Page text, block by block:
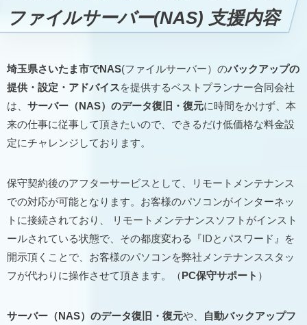
ファイルサーバー(NAS) 支援内容
埼玉県さいたま市でNAS(ファイルサーバー）のバックアップの
提供・設定・アドバイスを提供するベストプランナー合同会社
は、 サーバー（NAS）のデータ復旧・復元に時間をかけず、本
来の仕事に従事して頂きたいので、できるだけ低価格な料金設
定にチャレンジしております。
保守契約後のアフターサービスとして、リモートメンテナンス
での対応が可能となります。お客様のパソコンがインターネッ
トに接続されており、 リモートメンテナンスソフトがインスト
ールされている状態で、その都度変わる『IDとパスワード』を
開示頂くことで、お客様のパソコンを弊社メンテナンススタッ
フが代わりに操作させて頂きます。（PC保守サポート ）
サーバー（NAS）のデータ復旧・復元や、
自動バックアップフ